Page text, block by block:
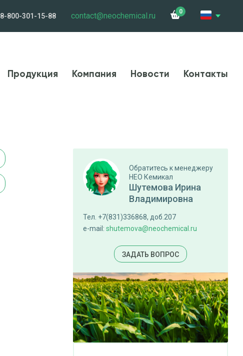
8-800-301-15-88 contact@neochemical.ru 0
Продукция Компания Новости Контакты
Обратитесь к менеджеру
НЕО Кемикал
Шутемова Ирина
Владимировна
Тел. +7(831)336868, доб.207
e-mail: shutemova@neochemical.ru
ЗАДАТЬ ВОПРОС